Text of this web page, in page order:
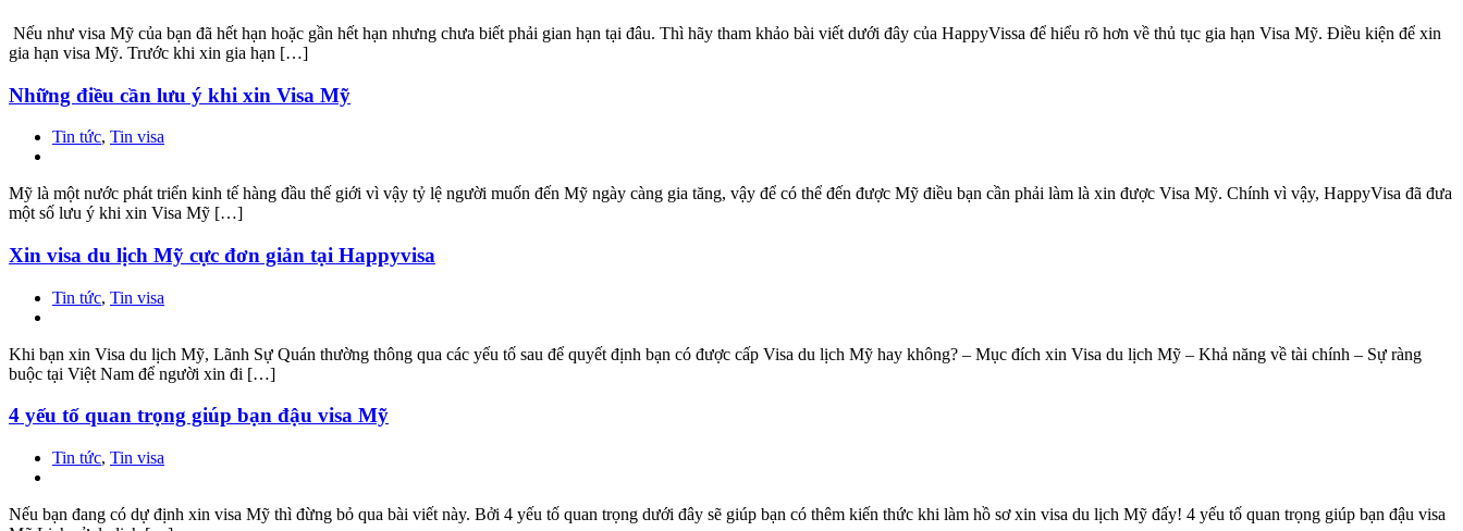
Nếu như visa Mỹ của bạn đã hết hạn hoặc gần hết hạn nhưng chưa biết phải gian hạn tại đâu. Thì hãy tham khảo bài viết dưới đây của HappyVissa để hiểu rõ hơn về thủ tục gia hạn Visa Mỹ. Điều kiện để xin
gia hạn visa Mỹ. Trước khi xin gia hạn […]
Những điều cần lưu ý khi xin Visa Mỹ
Tin tức, Tin visa
Mỹ là một nước phát triển kinh tế hàng đầu thế giới vì vậy tỷ lệ người muốn đến Mỹ ngày càng gia tăng, vậy để có thể đến được Mỹ điều bạn cần phải làm là xin được Visa Mỹ. Chính vì vậy, HappyVisa đã đưa
một số lưu ý khi xin Visa Mỹ […]
Xin visa du lịch Mỹ cực đơn giản tại Happyvisa
Tin tức, Tin visa
Khi bạn xin Visa du lịch Mỹ, Lãnh Sự Quán thường thông qua các yếu tố sau để quyết định bạn có được cấp Visa du lịch Mỹ hay không? – Mục đích xin Visa du lịch Mỹ – Khả năng về tài chính – Sự ràng
buộc tại Việt Nam để người xin đi […]
4 yếu tố quan trọng giúp bạn đậu visa Mỹ
Tin tức, Tin visa
Nếu bạn đang có dự định xin visa Mỹ thì đừng bỏ qua bài viết này. Bởi 4 yếu tố quan trọng dưới đây sẽ giúp bạn có thêm kiến thức khi làm hồ sơ xin visa du lịch Mỹ đấy! 4 yếu tố quan trọng giúp bạn đậu visa